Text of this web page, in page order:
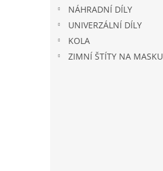
NÁHRADNÍ DÍLY
UNIVERZÁLNÍ DÍLY
KOLA
ZIMNÍ ŠTÍTY NA MASKU